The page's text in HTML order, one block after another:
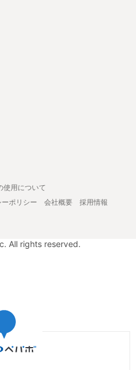
使用について
ポリシー 会社概要
採用情報
All rights reserved.